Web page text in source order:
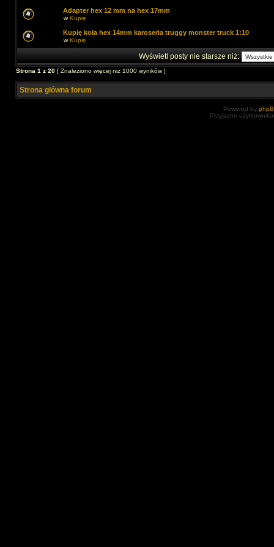
Adapter hex 12 mm na hex 17mm
wKupię
Kupię koła hex 14mm karoseria truggy monster truck 1:10
wKupię
Wyświetl posty nie starsze niż:
Strona 1 z 20 [ Znaleziono więcej niż 1000 wyników ]
Strona główna forum
Powered by
Przyjazne